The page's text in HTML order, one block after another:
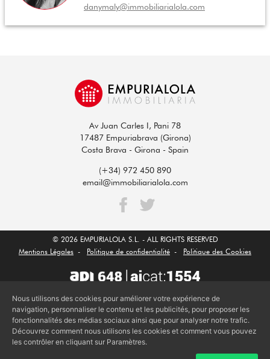
danymaly@immobiliarialola.com
Av Juan Carles I, Pani 78
17487 Empuriabrava (Girona)
Costa Brava - Girona - Spain
(+34) 972 450 890
email@immobiliarialola.com
© 2026 EMPURIALOLA S.L. - ALL RIGHTS RESERVED
Mentions Légales - Politique de confidentialité - Politique des Cookies
Nous utilisons des cookies pour améliorer votre expérience de
navigation, personnaliser le contenu et les publicités, pour proposer les
fonctionnalités des médias sociaux ainsi que pour analyser notre trafic.
Découvrez comment nous utilisons les cookies et comment vous pouvez
les contrôler en cliquant sur Paramètres.